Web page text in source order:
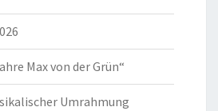
Max von der Grün“
Umrahmung